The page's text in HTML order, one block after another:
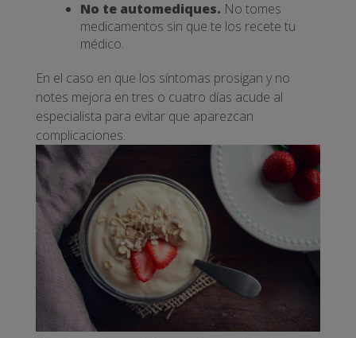
No te automediques. No tomes
medicamentos sin que te los recete tu
médico.
En el caso en que los síntomas prosigan y no
notes mejora en tres o cuatro días acude al
especialista para evitar que aparezcan
complicaciones.